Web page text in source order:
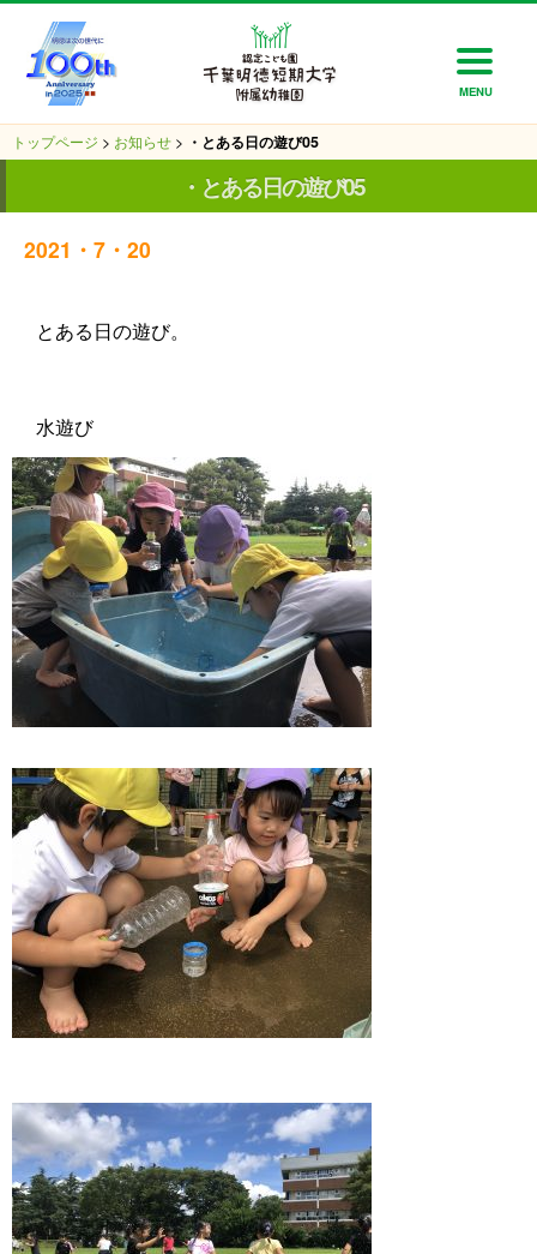
MENU
トップページ > お知らせ > ・とある日の遊び05
・とある日の遊び05
2021・7・20
とある日の遊び。
水遊び